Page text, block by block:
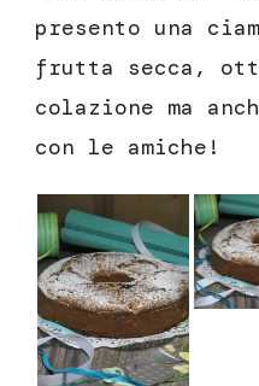
presento una
frutta secca,
colazione ma
con le amiche!